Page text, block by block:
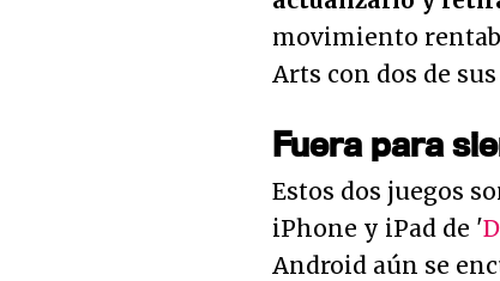
movimiento
Arts con dos de
Fuera para
Estos dos juegos
iPhone y iPad de '
Android aún se